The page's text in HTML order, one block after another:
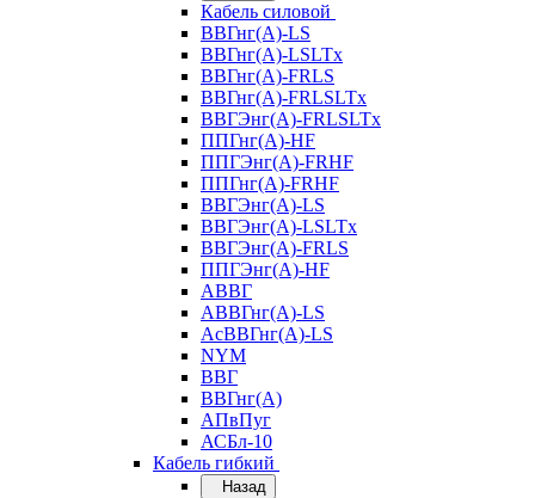
Кабель силовой
ВВГнг(А)-LS
ВВГнг(А)-LSLTx
ВВГнг(А)-FRLS
ВВГнг(А)-FRLSLTx
ВВГЭнг(А)-FRLSLTx
ППГнг(А)-HF
ППГЭнг(А)-FRHF
ППГнг(А)-FRHF
ВВГЭнг(А)-LS
ВВГЭнг(А)-LSLTx
ВВГЭнг(А)-FRLS
ППГЭнг(А)-HF
АВВГ
АВВГнг(А)-LS
АсВВГнг(А)-LS
NYM
ВВГ
ВВГнг(А)
АПвПуг
АСБл-10
Кабель гибкий
Назад